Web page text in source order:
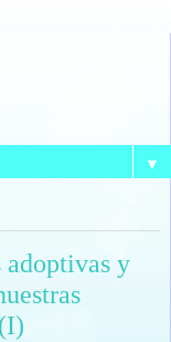
▼
y